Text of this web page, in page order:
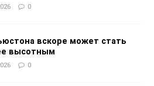
0
вскоре может стать
высотным
0